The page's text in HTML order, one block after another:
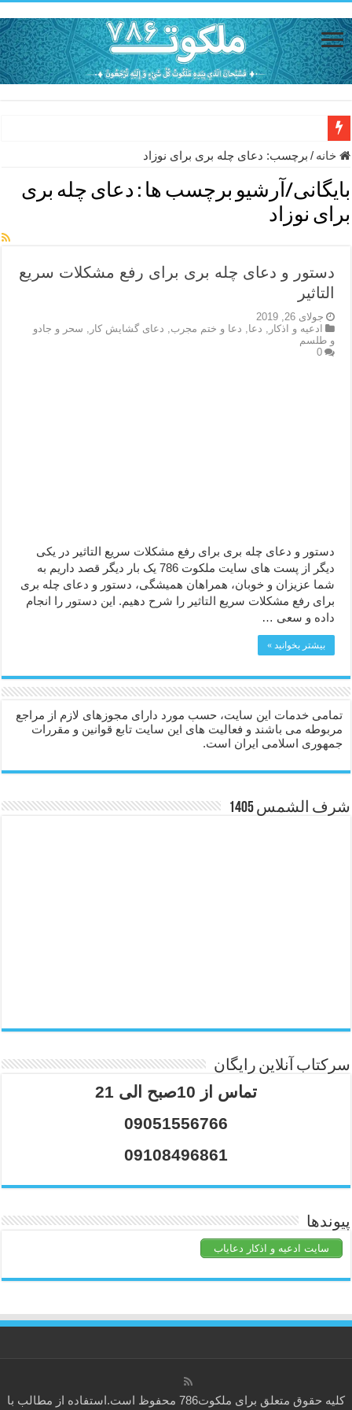
حاجت روایی با ذکر صلوات خاصه امام رضا (ع) – دعای شفای بیمار از
دعای حفظ جان خانواده از بلا در سفر – دعای دفع بلا در قرآن
دعای مجرب برای رفع گرفتاری – ذکر قوی برای جلوگیری از اندوه و
دعا برای عاشق شدن طرف مقابل – عاشق کردن طرف مقابل از راه
انواع ذکرهای الهی و خواص آن – مجرب ترین ذکرها برای برآوردن
دعای روزی و رفع فقر – دعای مجرب برای گشایش مالی و برکت در کار
دعای قوی برای حاجات دنیا و آخرت – حاجت روایی و رفع مشکلات
خانه / برچسب: دعای چله بری برای نوزاد
بایگانی/آرشیو برچسب ها : دعای چله بری
برای نوزاد
دستور و دعای چله بری برای رفع مشکلات سریع
التاثیر
جولای 26, 2019
ادعيه و اذكار
دعا دعا و ختم مجرب دعای گشایش کار
سحر و جادو
و طلسم
0
دستور و دعای چله بری برای رفع مشکلات سریع التاثیر در یکی
دیگر از پست های سایت ملکوت 786 یک بار دیگر قصد داریم به
شما عزیزان و خوبان، همراهان همیشگی، دستور و دعای چله بری
برای رفع مشکلات سریع التاثیر را شرح دهیم. این دستور را انجام
داده و سعی …
بیشتر بخوانید »
تمامی خدمات این سایت، حسب مورد دارای مجوزهای لازم از مراجع
مربوطه می باشند و فعالیت های این سایت تابع قوانین و مقررات
جمهوری اسلامی ایران است.
شرف الشمس 1405
سرکتاب آنلاین رایگان
تماس از 10صبح الی 21
09051556766
09108496861
پیوندها
سایت ادعیه و اذکار دعایاب
کلیه حقوق متعلق برای ملکوت786
محفوظ است.استفاده از مطالب با